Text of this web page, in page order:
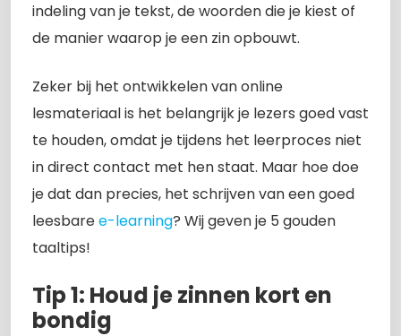
indeling van je tekst, de woorden die je kiest of
de manier waarop je een zin opbouwt.
Zeker bij het ontwikkelen van online
lesmateriaal is het belangrijk je lezers goed vast
te houden, omdat je tijdens het leerproces niet
in direct contact met hen staat. Maar hoe doe
je dat dan precies, het schrijven van een goed
leesbaree-learning? Wij geven je 5 gouden
taaltips!
Tip 1: Houd je zinnen kort en
bondig